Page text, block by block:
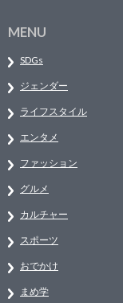
MENU
SDGs
ジェンダー
ライフスタイル
エンタメ
ファッション
グルメ
カルチャー
スポーツ
おでかけ
まめ学